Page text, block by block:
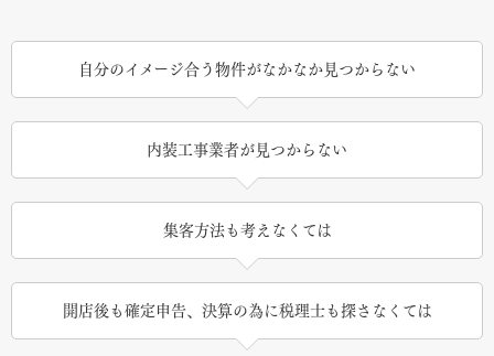
自分のイメージ合う物件がなかなか見つからない
内装工事業者が見つからない
集客方法も考えなくては
開店後も確定申告、決算の為に税理士も探さなくては